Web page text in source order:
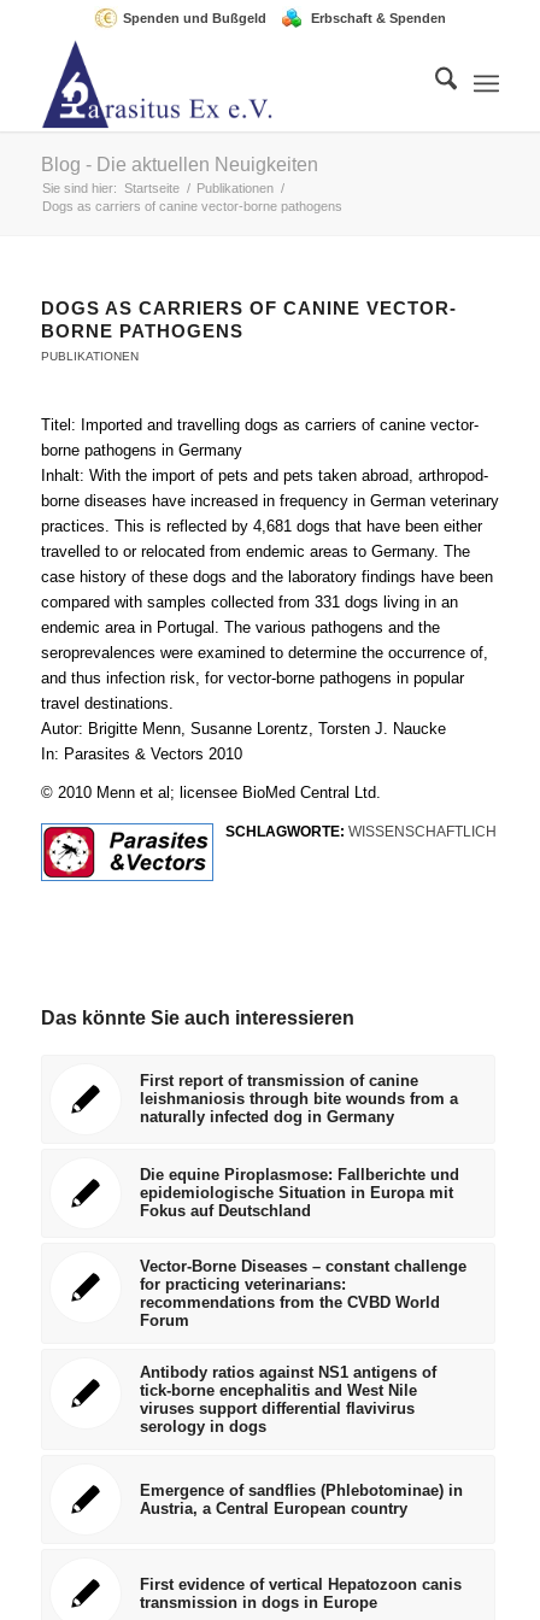
Spenden und Bußgeld Erbschaft & Spenden
Blog - Die aktuellen Neuigkeiten
Sie sind hier: Startseite / Publikationen /
Dogs as carriers of canine vector-borne pathogens
DOGS AS CARRIERS OF CANINE VECTOR-
BORNE PATHOGENS
PUBLIKATIONEN
Titel: Imported and travelling dogs as carriers of canine vector-
borne pathogens in Germany
Inhalt: With the import of pets and pets taken abroad, arthropod-
borne diseases have increased in frequency in German veterinary
practices. This is reflected by 4,681 dogs that have been either
travelled to or relocated from endemic areas to Germany. The
case history of these dogs and the laboratory findings have been
compared with samples collected from 331 dogs living in an
endemic area in Portugal. The various pathogens and the
seroprevalences were examined to determine the occurrence of,
and thus infection risk, for vector-borne pathogens in popular
travel destinations.
Autor: Brigitte Menn, Susanne Lorentz, Torsten J. Naucke
In: Parasites & Vectors 2010
© 2010 Menn et al; licensee BioMed Central Ltd.
SCHLAGWORTE: WISSENSCHAFTLICH
Das könnte Sie auch interessieren
First report of transmission of canine
leishmaniosis through bite wounds from a
naturally infected dog in Germany
Die equine Piroplasmose: Fallberichte und
epidemiologische Situation in Europa mit
Fokus auf Deutschland
Vector-Borne Diseases – constant challenge
for practicing veterinarians:
recommendations from the CVBD World
Forum
Antibody ratios against NS1 antigens of
tick-borne encephalitis and West Nile
viruses support differential flavivirus
serology in dogs
Emergence of sandflies (Phlebotominae) in
Austria, a Central European country
First evidence of vertical Hepatozoon canis
transmission in dogs in Europe